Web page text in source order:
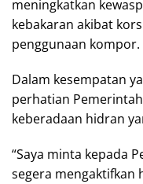
meningkatkan
kebakaran akibat
penggunaan kompor.
Dalam kesempatan
perhatian
keberadaan hidran
“Saya minta kepada
segera mengaktifkan